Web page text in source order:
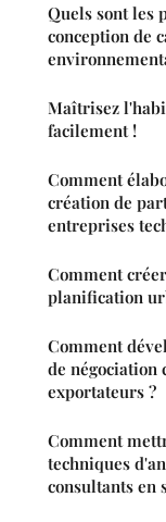
Quels sont les
conception de
Maîtrisez
facilement !
Comment
création de
entreprises
Comment
planification
Comment
de
exportateurs ?
Comment
techniques
consultants en